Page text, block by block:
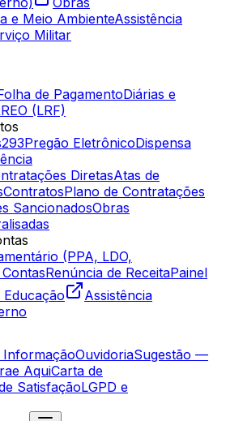
e Meio AmbienteAssistência
Militar
de PagamentoDiárias e
(LRF)
293Pregão EletrônicoDispensa
DiretasAtas de
ContratosPlano de Contratações
SancionadosObras
(PPA, LDO,
Renúncia de ReceitaPainel
Educação
Assistência
OuvidoriaSugestão —
AquiCarta de
SatisfaçãoLGPD e